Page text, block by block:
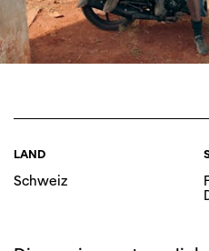
LAND
Schweiz